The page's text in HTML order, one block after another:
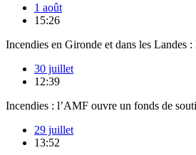
1 août
15:26
Incendies en Gironde et dans les Landes :
30 juillet
12:39
Incendies : l’AMF ouvre un fonds de
29 juillet
13:52